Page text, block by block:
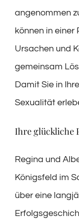
angenommen
können in
Ursachen und
gemeinsam
Damit Sie in
Sexualität
Ihre glückliche
Regina und
Königsfeld im
über eine